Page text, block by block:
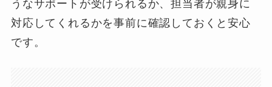
うなサポートが受けられるか、担当者が親身に
対応してくれるかを事前に確認しておくと安心
です。